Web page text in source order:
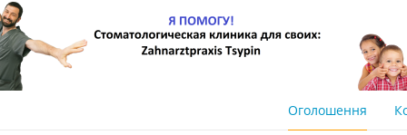
Оголошення